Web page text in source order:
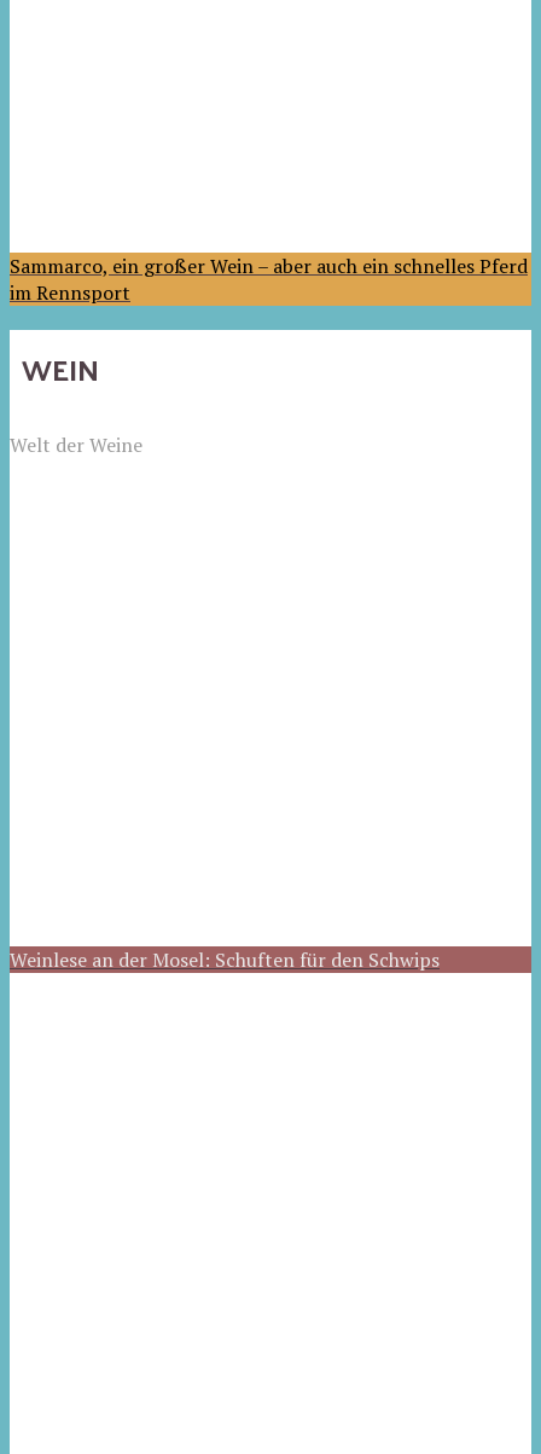
Sammarco, ein großer Wein – aber auch ein schnelles Pferd
im Rennsport
WEIN
Welt der Weine
Weinlese an der Mosel: Schuften für den Schwips